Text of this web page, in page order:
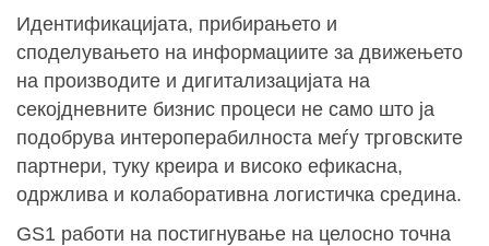
Идентификацијата, прибирањето и
споделувањето на информациите за движењето
на производите и дигитализацијата на
секојдневните бизнис процеси не само што ја
подобрува интероперабилноста меѓу трговските
партнери, туку креира и високо ефикасна,
одржлива и колаборативна логистичка средина.
GS1 работи на постигнување на целосно точна